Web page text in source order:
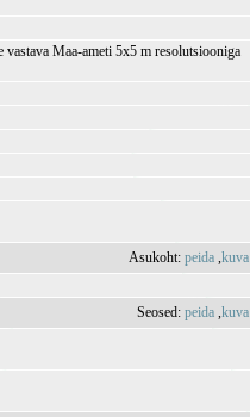
Maa-ameti 5x5 m resolutsiooniga
Asukoht:peida ,kuva
Seosed:peida ,kuva